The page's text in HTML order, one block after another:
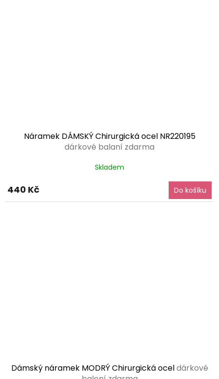
Náramek DÁMSKÝ Chirurgická ocel NR220195
dárkové balaní zdarma
Skladem
440 Kč Do košíku
Dámský náramek MODRÝ Chirurgická oceldárkové